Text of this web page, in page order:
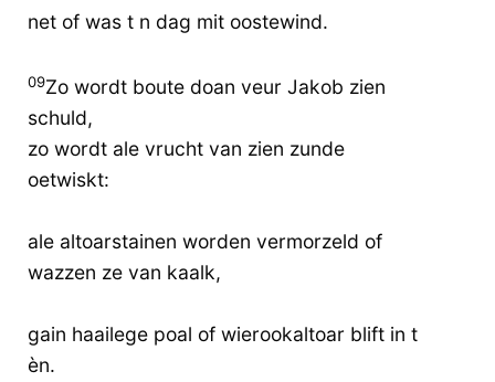
net of was t n dag mit oostewind.
09Zo wordt boute doan veur Jakob zien
schuld,
zo wordt ale vrucht van zien zunde
oetwiskt:
ale altoarstainen worden vermorzeld of
wazzen ze van kaalk,
gain haailege poal of wierookaltoar blift in t
èn.